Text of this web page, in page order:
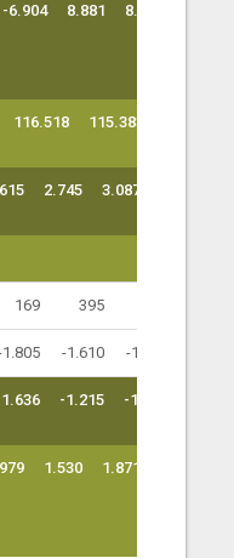
-6.904 8.881 8.821
116.518 115.383
2.745 3.087
169 395
1.805 -1.610 -1.610
-1.215 -1.216
1.530 1.871